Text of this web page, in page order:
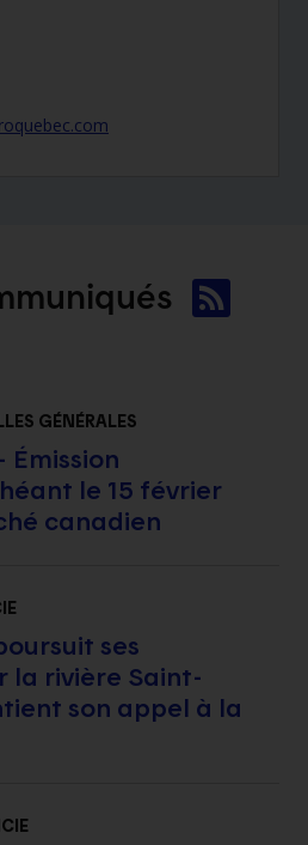
GÉNÉRALES
Émission
le 15 février
canadien
ses
la rivière Saint-
son appel à la